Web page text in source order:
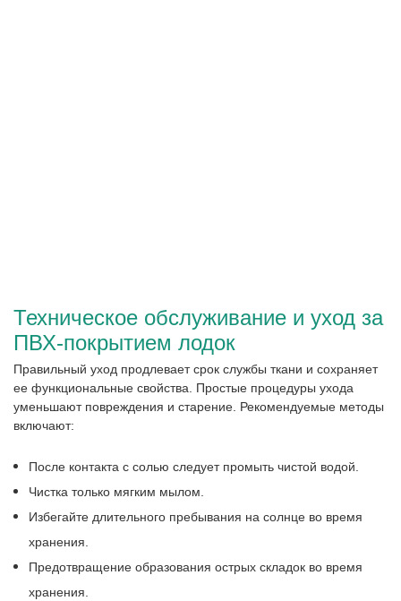
Техническое обслуживание и уход за
ПВХ-покрытием лодок
Правильный уход продлевает срок службы ткани и сохраняет
ее функциональные свойства. Простые процедуры ухода
уменьшают повреждения и старение. Рекомендуемые методы
включают:
После контакта с солью следует промыть чистой водой.
Чистка только мягким мылом.
Избегайте длительного пребывания на солнце во время
хранения.
Предотвращение образования острых складок во время
хранения.